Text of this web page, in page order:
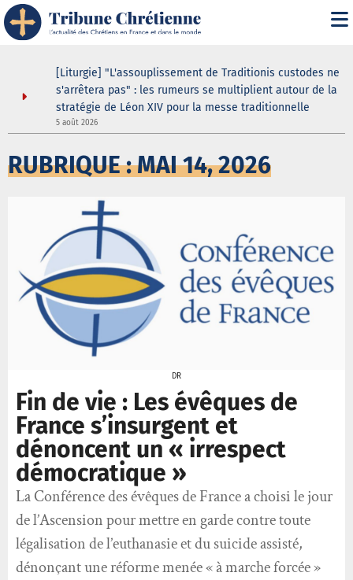
[Liturgie] "L'assouplissement de Traditionis custodes ne
s'arrêtera pas" : les rumeurs se multiplient autour de la
stratégie de Léon XIV pour la messe traditionnelle
5 août 2026
RUBRIQUE : MAI 14, 2026
DR
Fin de vie : Les évêques de
France s’insurgent et
dénoncent un « irrespect
démocratique »
La Conférence des évêques de France a choisi le jour
de l’Ascension pour mettre en garde contre toute
légalisation de l’euthanasie et du suicide assisté,
dénonçant une réforme menée « à marche forcée »